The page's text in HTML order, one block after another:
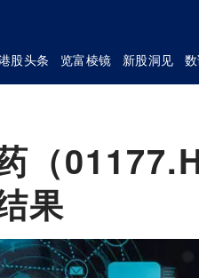
股头条 览富棱镜 新股洞见
（
果